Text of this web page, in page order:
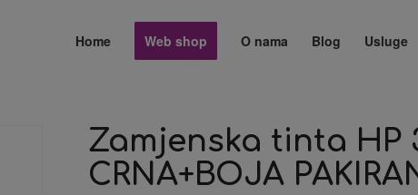
Home Web shop O nama Blog Usluge
Zamjenska tinta HP
CRNA+BOJA